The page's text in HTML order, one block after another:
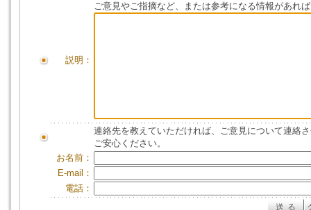
説明：
ご意見やご指摘など、または参考になる情報があれ
連絡先を教えていただければ、ご意見について連絡
ご安心ください。
お名前：
E-mail：
電話：